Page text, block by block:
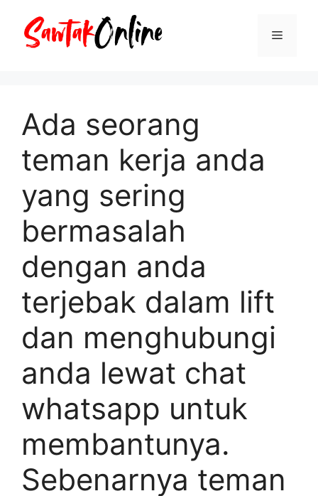
Menu
Ada seorang
teman kerja anda
yang sering
bermasalah
dengan anda
terjebak dalam lift
dan menghubungi
anda lewat chat
whatsapp untuk
membantunya.
Sebenarnya teman